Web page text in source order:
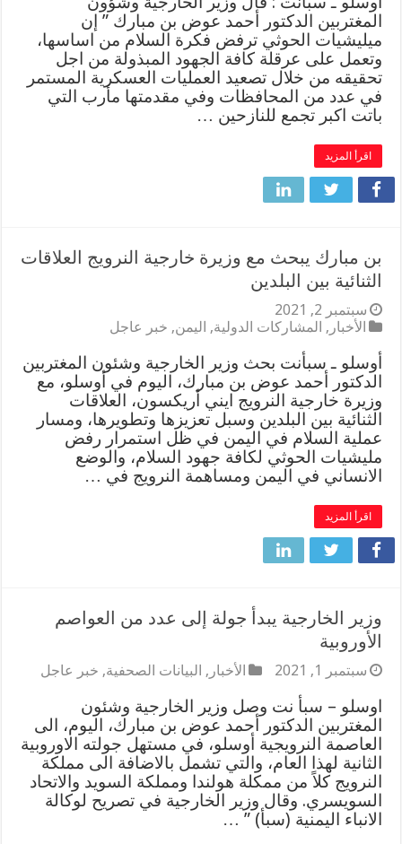
المغتربين الدكتور أحمد عوض بن مبارك ” إن
ميليشيات الحوثي ترفض فكرة السلام من اساسها،
وتعمل على عرقلة كافة الجهود المبذولة من اجل
تحقيقه من خلال تصعيد العمليات العسكرية المستمر
في عدد من المحافظات وفي مقدمتها مأرب التي
باتت اكبر تجمع للنازحين …
اقرأ المزيد
بن مبارك يبحث مع وزيرة خارجية النرويج العلاقات
الثنائية بين البلدين
سبتمبر 2, 2021
الأخبار , المشاركات الدولية, اليمن, خبر عاجل
أوسلو ـ سبأنت بحث وزير الخارجية وشئون المغتربين
الدكتور أحمد عوض بن مبارك، اليوم في أوسلو، مع
وزيرة خارجية النرويج ايني أريكسون، العلاقات
الثنائية بين البلدين وسبل تعزيزها وتطويرها، ومسار
عملية السلام في اليمن في ظل استمرار رفض
مليشيات الحوثي لكافة جهود السلام، والوضع
الانساني في اليمن ومساهمة النرويج في …
اقرأ المزيد
وزير الخارجية يبدأ جولة إلى عدد من العواصم
الأوروبية
سبتمبر 1, 2021 الأخبار , البيانات الصحفية, خبر عاجل
اوسلو – سبأ نت وصل وزير الخارجية وشئون
المغتربين الدكتور أحمد عوض بن مبارك، اليوم، الى
العاصمة النرويجية أوسلو، في مستهل جولته الاوروبية
الثانية لهذا العام، والتي تشمل بالاضافة الى مملكة
النرويج كلاً من ممكلة هولندا ومملكة السويد والاتحاد
السويسري. وقال وزير الخارجية في تصريح لوكالة
الانباء اليمنية (سبأ) ” …